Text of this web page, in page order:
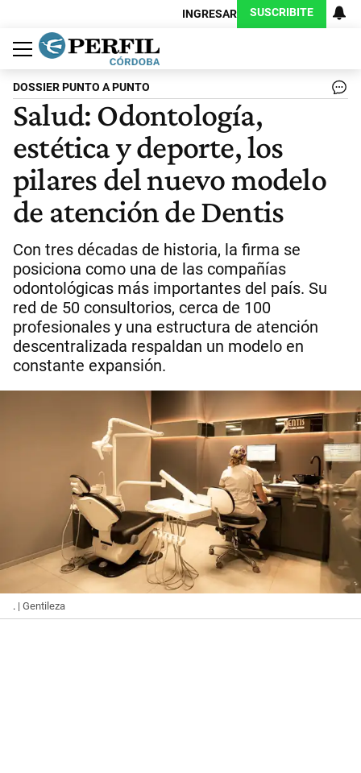
INGRESAR SUSCRIBITE
Política
Economía
Judiciales
Sociedad
Cultura
Espectáculos
Deportes
Protagonistas
DOSSIER PUNTO A PUNTO
Salud: Odontología,
estética y deporte, los
pilares del nuevo modelo
de atención de Dentis
Con tres décadas de historia, la firma se
posiciona como una de las compañías
odontológicas más importantes del país. Su
red de 50 consultorios, cerca de 100
profesionales y una estructura de atención
descentralizada respaldan un modelo en
constante expansión.
. | Gentileza